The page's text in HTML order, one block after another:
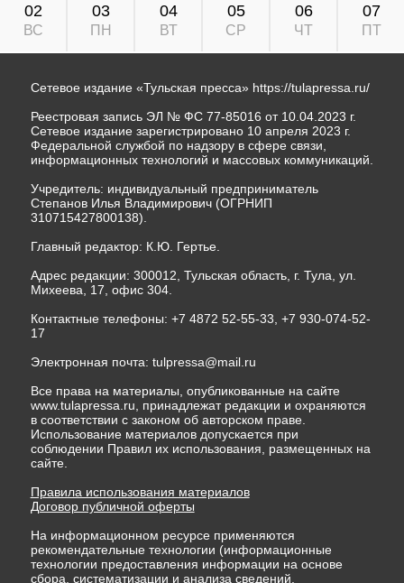
02
ВС
03
ПН
04
ВТ
05
СР
06
ЧТ
07
ПТ
Сетевое издание «Тульская пресса» https://tulapressa.ru/
Реестровая запись ЭЛ № ФС 77-85016 от 10.04.2023 г.
Сетевое издание зарегистрировано 10 апреля 2023 г.
Федеральной службой по надзору в сфере связи,
информационных технологий и массовых коммуникаций.
Учредитель: индивидуальный предприниматель
Степанов Илья Владимирович (ОГРНИП
310715427800138).
Главный редактор: К.Ю. Гертье.
Адрес редакции: 300012, Тульская область, г. Тула, ул.
Михеева, 17, офис 304.
Контактные телефоны: +7 4872 52-55-33, +7 930-074-52-
17
Электронная почта: tulpressa@mail.ru
Все права на материалы, опубликованные на сайте
www.tulapressa.ru, принадлежат редакции и охраняются
в соответствии с законом об авторском праве.
Использование материалов допускается при
соблюдении Правил их использования, размещенных на
сайте.
Правила использования материалов
Договор публичной оферты
На информационном ресурсе применяются
рекомендательные технологии (информационные
технологии предоставления информации на основе
сбора, систематизации и анализа сведений,